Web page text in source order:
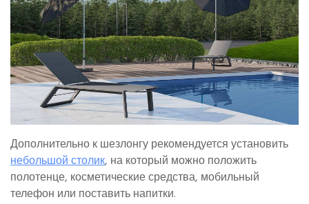
Дополнительно к шезлонгу рекомендуется установить
небольшой столик, на который можно положить
полотенце, косметические средства, мобильный
телефон или поставить напитки.